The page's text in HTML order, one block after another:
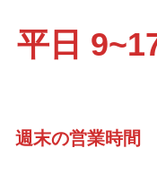
平日
週末の営業時間